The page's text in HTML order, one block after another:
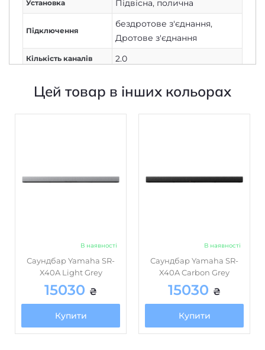
Підключення
бездротове з'єднання
Дротове з'єднання
2.0
Потужність колонок,
Потужність
Саундбар Yamaha SR-
15030₴
Купити
Саундбар Yamaha SR-
15030₴
Купити